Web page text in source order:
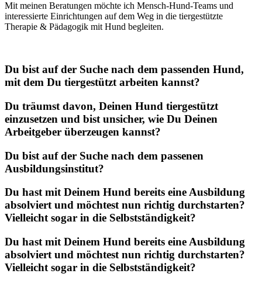
Mit meinen Beratungen möchte ich Mensch-Hund-Teams und
interessierte Einrichtungen auf dem Weg in die tiergestützte
Therapie & Pädagogik mit Hund begleiten.
Du bist auf der Suche nach dem passenden Hund,
mit dem Du tiergestützt arbeiten kannst?
Du träumst davon, Deinen Hund tiergestützt
einzusetzen und bist unsicher, wie Du Deinen
Arbeitgeber überzeugen kannst?
Du bist auf der Suche nach dem passenen
Ausbildungsinstitut?
Du hast mit Deinem Hund bereits eine Ausbildung
absolviert und möchtest nun richtig durchstarten?
Vielleicht sogar in die Selbstständigkeit?
Du hast mit Deinem Hund bereits eine Ausbildung
absolviert und möchtest nun richtig durchstarten?
Vielleicht sogar in die Selbstständigkeit?